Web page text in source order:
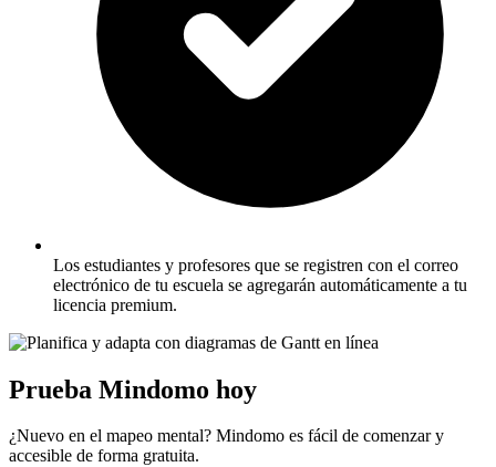
Los estudiantes y profesores que se registren con el correo
electrónico de tu escuela se agregarán automáticamente a tu
licencia premium.
Prueba Mindomo hoy
¿Nuevo en el mapeo mental? Mindomo es fácil de comenzar y
accesible de forma gratuita.